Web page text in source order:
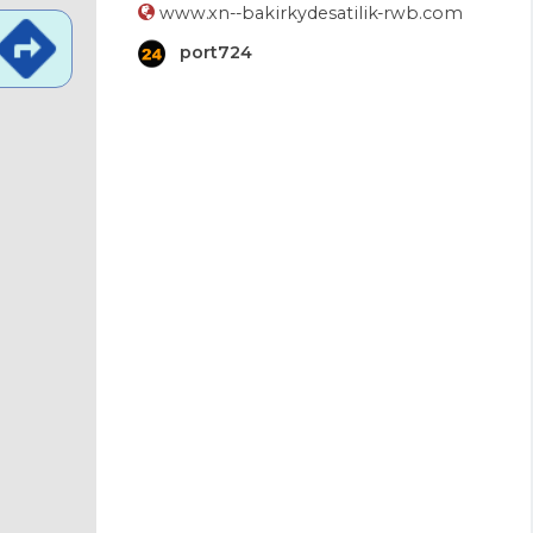
www.xn--bakirkydesatilik-rwb.com
port724